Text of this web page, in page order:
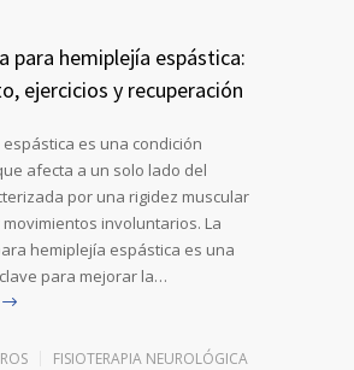
para hemiplejía espástica:
ejercicios y recuperación
es una condición
afecta a un solo lado del
por una rigidez muscular
involuntarios. La
hemiplejía espástica es una
para mejorar la…
FISIOTERAPIA NEUROLÓGICA